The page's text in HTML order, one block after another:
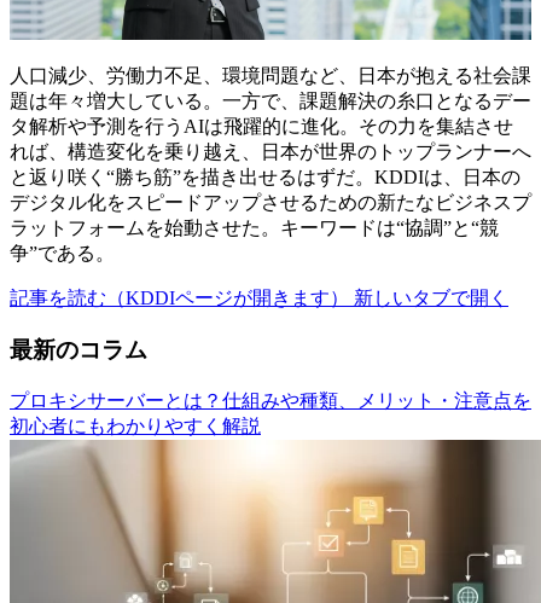
人口減少、労働力不足、環境問題など、日本が抱える社会課
題は年々増大している。一方で、課題解決の糸口となるデー
タ解析や予測を行うAIは飛躍的に進化。その力を集結させ
れば、構造変化を乗り越え、日本が世界のトップランナーへ
と返り咲く“勝ち筋”を描き出せるはずだ。KDDIは、日本の
デジタル化をスピードアップさせるための新たなビジネスプ
ラットフォームを始動させた。キーワードは“協調”と“競
争”である。
記事を読む（KDDIページが開きます） 新しいタブで開く
最新のコラム
プロキシサーバーとは？仕組みや種類、メリット・注意点を
初心者にもわかりやすく解説